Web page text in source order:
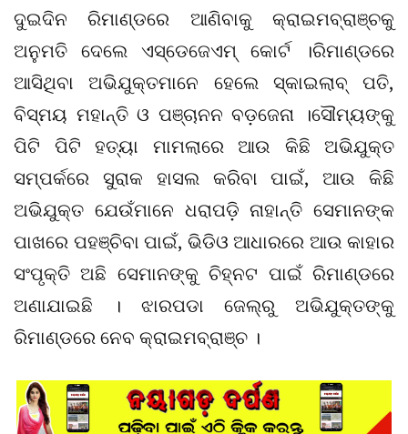
ଦୁଇଦିନ ରିମାଣ୍ଡରେ ଆଣିବାକୁ କ୍ରାଇମବ୍ରାଞ୍ଚକୁ
ଅନୁମତି ଦେଲେ ଏସ୍‌ଡେଜେଏମ୍ କୋର୍ଟ ।ରିମାଣ୍ଡରେ
ଆସିଥିବା ଅଭିଯୁକ୍ତମାନେ ହେଲେ ସ୍କାଇଲାବ୍ ପତି,
ବିସ୍ମୟ ମହାନ୍ତି ଓ ପଞ୍ଚାନନ ବଡ଼ଜେନା ।ସୌମ୍ୟଙ୍କୁ
ପିଟି ପିଟି ହତ୍ୟା ମାମଲାରେ ଆଉ କିଛି ଅଭିଯୁକ୍ତ
ସମ୍ପର୍କରେ ସୁରାକ ହାସଲ କରିବା ପାଇଁ, ଆଉ କିଛି
ଅଭିଯୁକ୍ତ ଯେଉଁମାନେ ଧରାପଡ଼ି ନାହାନ୍ତି ସେମାନଙ୍କ
ପାଖରେ ପହଞ୍ଚିବା ପାଇଁ, ଭିଡିଓ ଆଧାରରେ ଆଉ କାହାର
ସଂପୃକ୍ତି ଅଛି ସେମାନଙ୍କୁ ଚିହ୍ନଟ ପାଇଁ ରିମାଣ୍ଡରେ
ଅଣାଯାଇଛି । ଝାରପଡା ଜେଲ୍‌ରୁ ଅଭିଯୁକ୍ତଙ୍କୁ
ରିମାଣ୍ଡରେ ନେବ କ୍ରାଇମବ୍ରାଞ୍ଚ ।